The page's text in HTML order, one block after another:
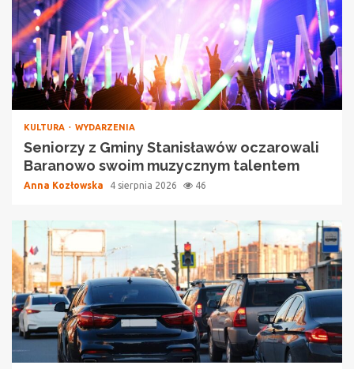
KULTURA WYDARZENIA
Seniorzy z Gminy Stanisławów oczarowali
Baranowo swoim muzycznym talentem
Anna Kozłowska 4 sierpnia 2026 46